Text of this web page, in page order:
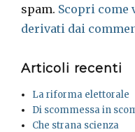
spam. Scopri come
derivati dai
Articoli recenti
La riforma elettorale
Di scommessa in
Che strana scienza